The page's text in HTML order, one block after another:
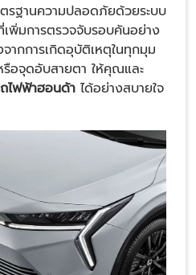
รฐานความปลอดภัยด้วยระบบ
เพิ่มการตรวจจับรอบคันอย่าง
ากการเกิดอุบัติเหตุในทุกมุม
รือจุดอับสายตา ให้คุณและ
ไฟฟ้าฮอนด้า ได้อย่างสบายใจ